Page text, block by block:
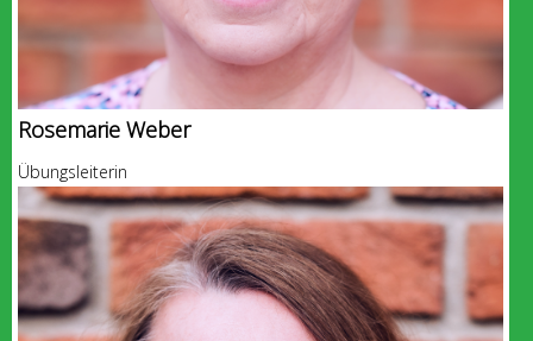
Rosemarie Weber
Übungsleiterin